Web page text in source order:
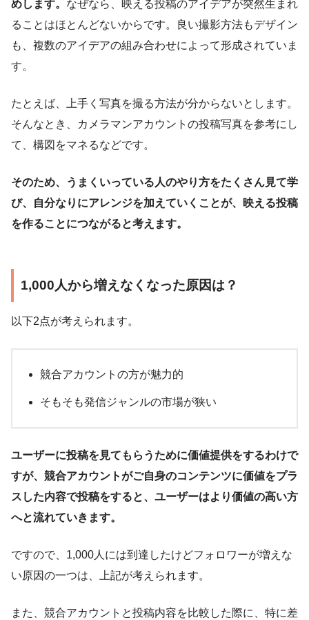
めします。 なぜなら、映える投稿のアイデアが突然生まれ
ることはほとんどないからです。良い撮影方法もデザイン
も、複数のアイデアの組み合わせによって形成されていま
す。
たとえば、上手く写真を撮る方法が分からないとします。
そんなとき、カメラマンアカウントの投稿写真を参考にし
て、構図をマネるなどです。
そのため、うまくいっている人のやり方をたくさん見て学
び、自分なりにアレンジを加えていくことが、映える投稿
を作ることにつながると考えます。
1,000人から増えなくなった原因は？
以下2点が考えられます。
競合アカウントの方が魅力的
そもそも発信ジャンルの市場が狭い
ユーザーに投稿を見てもらうために価値提供をするわけで
すが、競合アカウントがご自身のコンテンツに価値をプラ
スした内容で投稿をすると、ユーザーはより価値の高い方
へと流れていきます。
ですので、1,000人には到達したけどフォロワーが増えな
い原因の一つは、上記が考えられます。
また、競合アカウントと投稿内容を比較した際に、特に差